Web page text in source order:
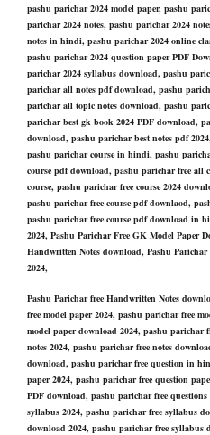
pashu parichar 2024 model paper, pashu
parichar 2024 notes, pashu parichar 2024
notes in hindi, pashu parichar 2024 online
pashu parichar 2024 question paper PDF
parichar 2024 syllabus download, pashu
parichar all notes pdf download, pashu
parichar all topic notes download, pashu
parichar best gk book 2024 PDF download,
download, pashu parichar best notes pdf
pashu parichar course in hindi, pashu
course pdf download, pashu parichar free
course, pashu parichar free course 2024
pashu parichar free course pdf downlaod,
pashu parichar free course pdf download in
2024, Pashu Parichar Free GK Model Paper
Handwritten Notes download, Pashu
2024,
Pashu Parichar free Handwritten Notes
free model paper 2024, pashu parichar free
model paper download 2024, pashu parichar
notes 2024, pashu parichar free notes
download, pashu parichar free question in
paper 2024, pashu parichar free question
PDF download, pashu parichar free
syllabus 2024, pashu parichar free syllabus
download 2024, pashu parichar free syllabus